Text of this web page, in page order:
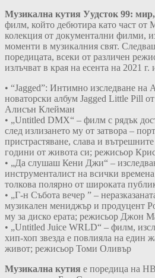
Музикална кутия Уудсток 99:
филм, който дебютира като част от
колекция от документални филми,
моменти в музикалния свят.
поредицата, всеки от различен
излъчват в края на есента на 2021
• “Jagged”: Интимно изследване
новаторски албум Jagged Little Pill
Алисън Клейман
• „Untitled DMX“ – филм с рядък
след излизането му от затвора –
пристрастяване, слава и
години от живота си; режисьор
• „Да слушаш Кени Джи“ –
инструменталист на всички
толкова полярно от широката
• „Г-н Събота вечер ” –
музикален мениджър и продуцент
му за диско ерата; режисьор Джон
• „Untitled Juice WRLD“ – филм,
хип-хоп звезда е повлияла на един
живот; режисьор Томи Оливър
Музикална кутия е поредица на